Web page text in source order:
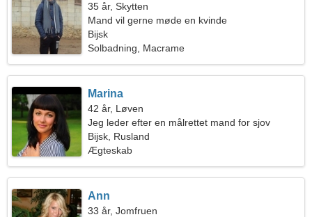
35 år, Skytten
Mand vil gerne møde en kvinde
Bijsk
Solbadning, Macrame
Marina
42 år, Løven
Jeg leder efter en målrettet mand for sjov
Bijsk, Rusland
Ægteskab
Ann
33 år, Jomfruen